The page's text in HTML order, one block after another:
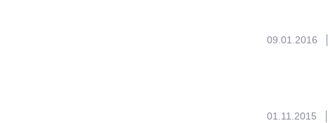
09.01.2016
01.11.2015